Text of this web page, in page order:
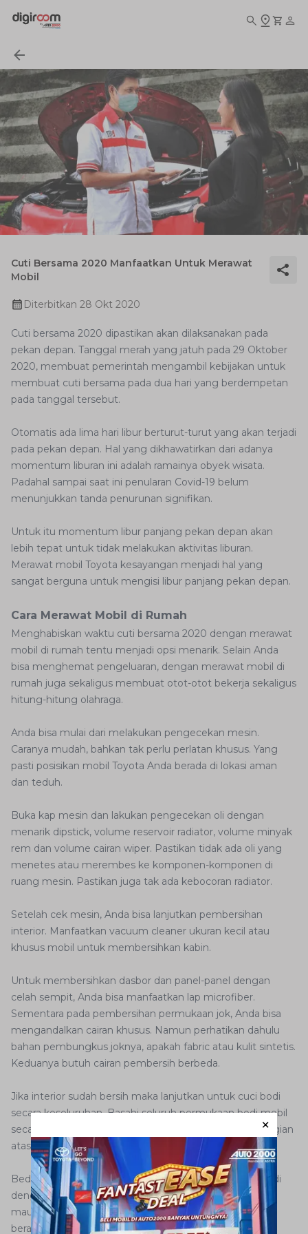
Cuti Bersama 2020 Manfaatkan Untuk Merawat
Mobil
Diterbitkan 28 Okt 2020
Cuti bersama 2020 dipastikan akan dilaksanakan pada
pekan depan. Tanggal merah yang jatuh pada 29 Oktober
2020, membuat pemerintah mengambil kebijakan untuk
membuat cuti bersama pada dua hari yang berdempetan
pada tanggal tersebut.
Otomatis ada lima hari libur berturut-turut yang akan terjadi
pada pekan depan. Hal yang dikhawatirkan dari adanya
momentum liburan ini adalah ramainya obyek wisata.
Padahal sampai saat ini penularan Covid-19 belum
menunjukkan tanda penurunan signifikan.
Untuk itu momentum libur panjang pekan depan akan
lebih tepat untuk tidak melakukan aktivitas liburan.
Merawat mobil Toyota kesayangan menjadi hal yang
sangat berguna untuk mengisi libur panjang pekan depan.
Cara Merawat Mobil di Rumah
Menghabiskan waktu cuti bersama 2020 dengan merawat
mobil di rumah tentu menjadi opsi menarik. Selain Anda
bisa menghemat pengeluaran, dengan merawat mobil di
rumah juga sekaligus membuat otot-otot bekerja sekaligus
hitung-hitung olahraga.
Anda bisa mulai dari melakukan pengecekan mesin.
Caranya mudah, bahkan tak perlu perlatan khusus. Yang
pasti posisikan mobil Toyota Anda berada di lokasi aman
dan teduh.
Buka kap mesin dan lakukan pengecekan oli dengan
menarik dipstick, volume reservoir radiator, volume minyak
rem dan volume cairan wiper. Pastikan tidak ada oli yang
menetes atau merembes ke komponen-komponen di
ruang mesin. Pastikan juga tak ada kebocoran radiator.
Setelah cek mesin, Anda bisa lanjutkan pembersihan
interior. Manfaatkan vacuum cleaner ukuran kecil atau
khusus mobil untuk membersihkan kabin.
Untuk membersihkan dasbor dan panel-panel dengan
celah sempit, Anda bisa manfaatkan lap microfiber.
Sementara pada pembersihan permukaan jok, Anda bisa
mengandalkan cairan khusus. Namun perhatikan dahulu
bahan pembungkus joknya, apakah fabric atau kulit sintetis.
Keduanya butuh cairan pembersih berbeda.
Jika interior sudah bersih maka lanjutkan untuk cuci bodi
secara keseluruhan. Basahi seluruh permukaan bodi mobil
secara merata dengan air mengalir. Baru sabuni dari bagian
atas terlebih dahulu.
Bedakan juga lap untuk membersihkan permukaan bodi
dengan untuk membersihkan roda, baik lap untuk bilas
maupun mengeringkan. Saat mengeringkan, pastikan
berada di tempat yang tidak terpapar sinar matahari